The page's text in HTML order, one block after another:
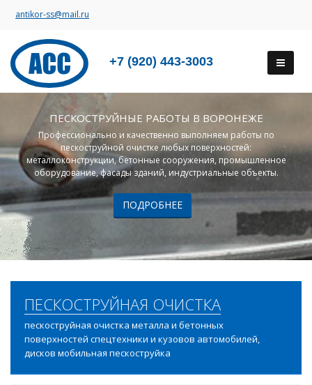
antikor-ss@mail.ru
+7 (920) 443-3003
ПЕСКОСТРУЙНЫЕ РАБОТЫ В ВОРОНЕЖЕ
Профессионально и качественно выполняем работы по
пескоструйной очистке любых поверхностей:
металлоконструкции, бетонные сооружения, промышленное
оборудование, фасады зданий, индустриальные объекты.
ПОДРОБНЕЕ
ПЕСКОСТРУЙНАЯ ОЧИСТКА
пескоструйная очистка металла и бетонных
поверхностей спецтехники и кузовов автомобилей,
дисков мобильная пескоструйка